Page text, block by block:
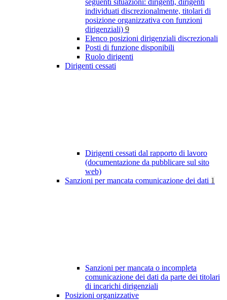
seguenti situazioni: dirigenti, dirigenti
individuati discrezionalmente, titolari di
posizione organizzativa con funzioni
dirigenziali) 9
Elenco posizioni dirigenziali discrezionali
Posti di funzione disponibili
Ruolo dirigenti
Dirigenti cessati
Dirigenti cessati dal rapporto di lavoro
(documentazione da pubblicare sul sito
web)
Sanzioni per mancata comunicazione dei dati 1
Sanzioni per mancata o incompleta
comunicazione dei dati da parte dei titolari
di incarichi dirigenziali
Posizioni organizzative